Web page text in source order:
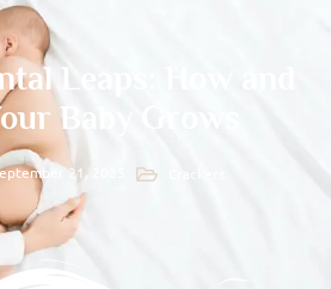
Leaps: How and
Baby Grows
21, 2025